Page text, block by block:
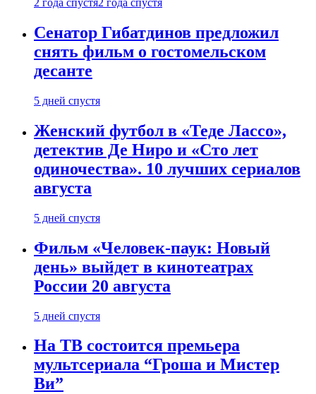
2 года спустя2 года спустя
Сенатор Гибатдинов предложил
снять фильм о гостомельском
десанте
5 дней спустя
Женский футбол в «Теде Лассо»,
детектив Де Ниро и «Сто лет
одиночества». 10 лучших сериалов
августа
5 дней спустя
Фильм «Человек-паук: Новый
день» выйдет в кинотеатрах
России 20 августа
5 дней спустя
На ТВ состоится премьера
мультсериала “Гроша и Мистер
Ви”